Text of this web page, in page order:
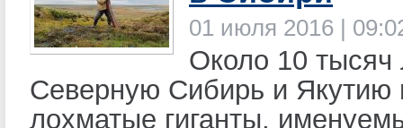
01 июля 2016 |
Около 10 тысяч
Северную Сибирь и Якутию
лохматые гиганты,